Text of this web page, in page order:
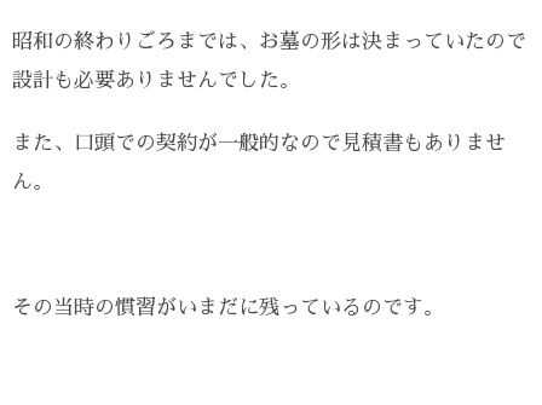
昭和の終わりごろまでは、お墓の形は決まっていたので
設計も必要ありませんでした。
また、口頭での契約が一般的なので見積書もありませ
ん。
その当時の慣習がいまだに残っているのです。